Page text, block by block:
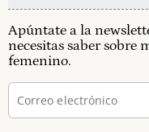
Apúntate a la
necesitas saber sobre
femenino.